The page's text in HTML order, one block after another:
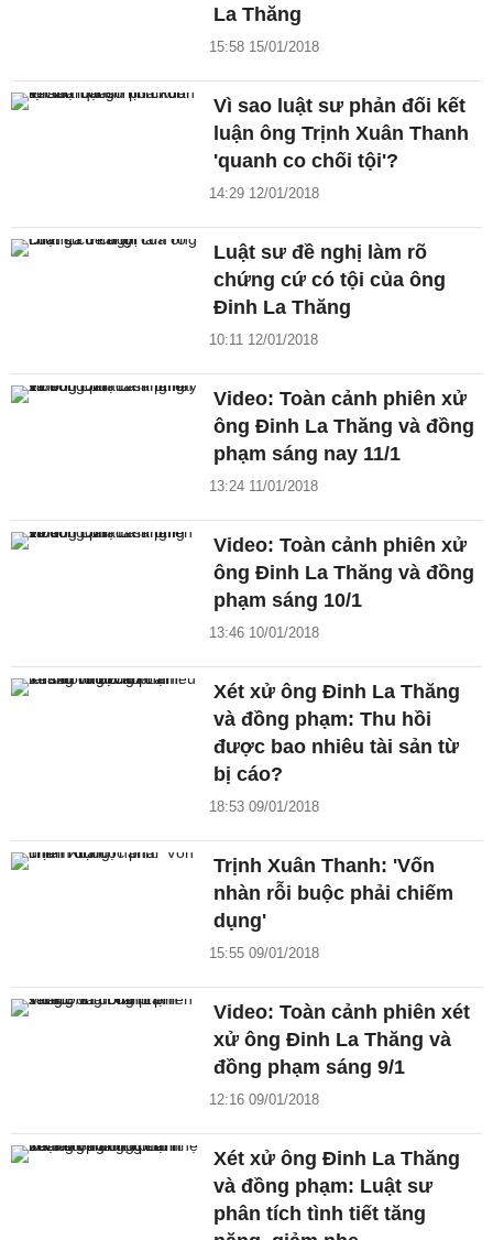
La Thăng
15:58 15/01/2018
Vì sao luật sư phản đối kết
luận ông Trịnh Xuân Thanh
'quanh co chối tội'?
14:29 12/01/2018
Luật sư đề nghị làm rõ
chứng cứ có tội của ông
Đinh La Thăng
10:11 12/01/2018
Video: Toàn cảnh phiên xử
ông Đinh La Thăng và đồng
phạm sáng nay 11/1
13:24 11/01/2018
Video: Toàn cảnh phiên xử
ông Đinh La Thăng và đồng
phạm sáng 10/1
13:46 10/01/2018
Xét xử ông Đinh La Thăng
và đồng phạm: Thu hồi
được bao nhiêu tài sản từ
bị cáo?
18:53 09/01/2018
Trịnh Xuân Thanh: 'Vốn
nhàn rỗi buộc phải chiếm
dụng'
15:55 09/01/2018
Video: Toàn cảnh phiên xét
xử ông Đinh La Thăng và
đồng phạm sáng 9/1
12:16 09/01/2018
Xét xử ông Đinh La Thăng
và đồng phạm: Luật sư
phân tích tình tiết tăng